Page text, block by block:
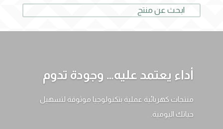
أداء يعتمد عليه… وجودة تدوم
منتجات كهربائية عملية بتكنولوجيا موثوقة لتسهيل
حياتك اليومية.